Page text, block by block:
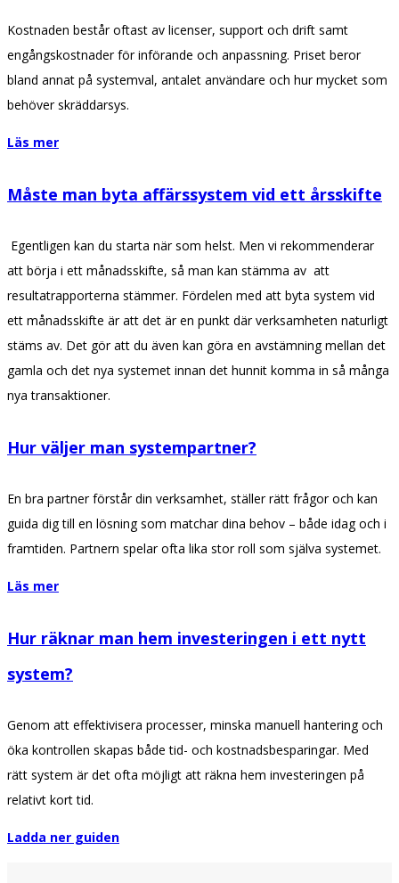
Kostnaden består oftast av licenser, support och drift samt
engångskostnader för införande och anpassning. Priset beror
bland annat på systemval, antalet användare och hur mycket som
behöver skräddarsys.
Läs mer
Måste man byta affärssystem vid ett årsskifte
Egentligen kan du starta när som helst. Men vi rekommenderar
att börja i ett månadsskifte, så man kan stämma av att
resultatrapporterna stämmer. Fördelen med att byta system vid
ett månadsskifte är att det är en punkt där verksamheten naturligt
stäms av. Det gör att du även kan göra en avstämning mellan det
gamla och det nya systemet innan det hunnit komma in så många
nya transaktioner.
Hur väljer man systempartner?
En bra partner förstår din verksamhet, ställer rätt frågor och kan
guida dig till en lösning som matchar dina behov – både idag och i
framtiden. Partnern spelar ofta lika stor roll som själva systemet.
Läs mer
Hur räknar man hem investeringen i ett nytt
system?
Genom att effektivisera processer, minska manuell hantering och
öka kontrollen skapas både tid- och kostnadsbesparingar. Med
rätt system är det ofta möjligt att räkna hem investeringen på
relativt kort tid.
Ladda ner guiden